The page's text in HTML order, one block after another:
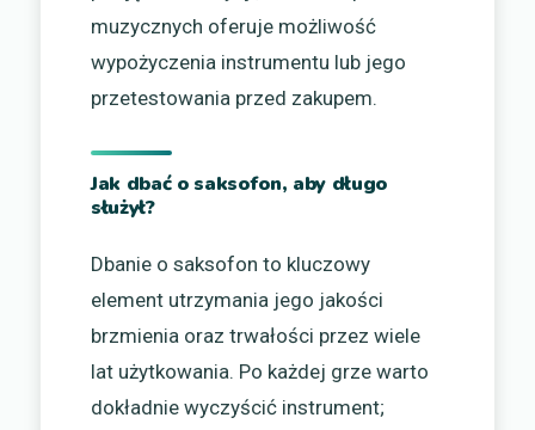
muzycznych oferuje możliwość
wypożyczenia instrumentu lub jego
przetestowania przed zakupem.
Jak dbać o saksofon, aby długo
służył?
Dbanie o saksofon to kluczowy
element utrzymania jego jakości
brzmienia oraz trwałości przez wiele
lat użytkowania. Po każdej grze warto
dokładnie wyczyścić instrument;